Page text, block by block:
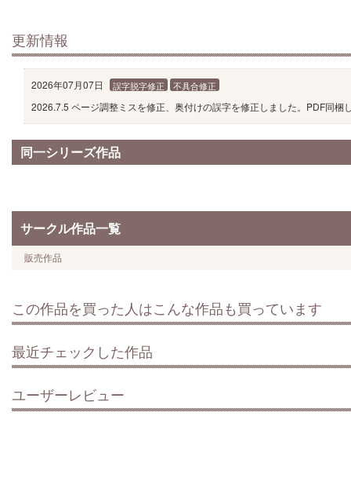
更新情報
2026年07月07日 誤字脱字修正 不具合修正
2026.7.5 ページ調整ミスを修正、奥付けの誤字を修正しました。PDF同梱
同一シリーズ作品
サークル作品一覧
販売作品
この作品を買った人はこんな作品も買っています
最近チェックした作品
ユーザーレビュー